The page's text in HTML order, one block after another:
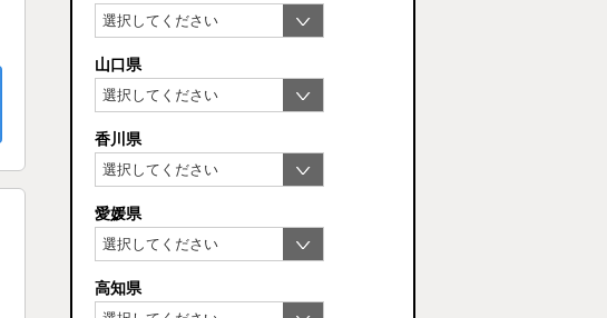
山口県
香川県
愛媛県
高知県